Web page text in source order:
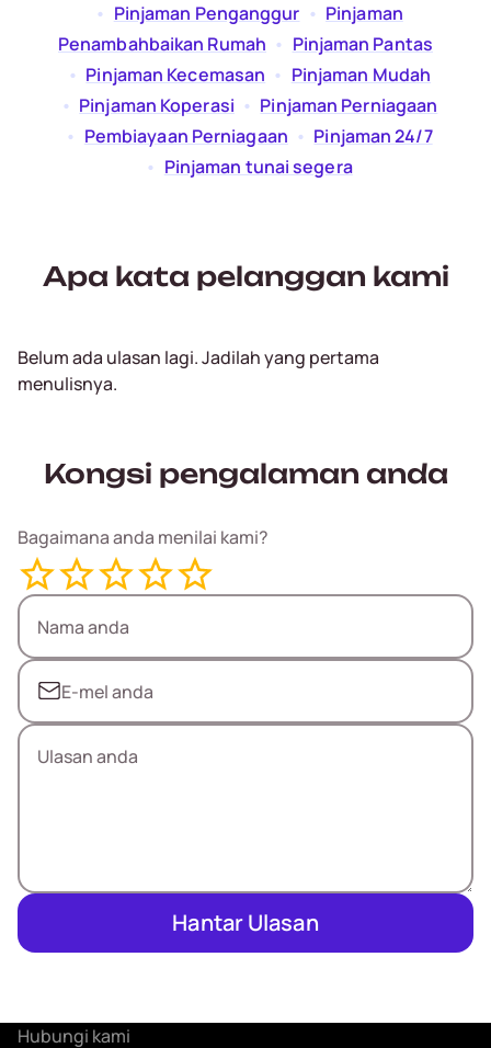
  •
Pinjaman Penganggur
  •
Pinjaman
Penambahbaikan Rumah
  •
Pinjaman Pantas
  •
Pinjaman Kecemasan
  •
Pinjaman Mudah
  •
Pinjaman Koperasi
  •
Pinjaman Perniagaan
  •
Pembiayaan Perniagaan
  •
Pinjaman 24/7
  •
Pinjaman tunai segera
Apa kata pelanggan kami
Belum ada ulasan lagi. Jadilah yang pertama
menulisnya.
Kongsi pengalaman anda
Bagaimana anda menilai kami?
Hantar Ulasan
Hubungi kami